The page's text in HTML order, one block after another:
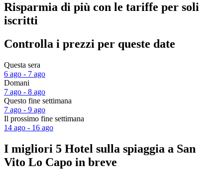
Risparmia di più con le tariffe per soli
iscritti
Controlla i prezzi per queste date
Questa sera
6 ago - 7 ago
Domani
7 ago - 8 ago
Questo fine settimana
7 ago - 9 ago
Il prossimo fine settimana
14 ago - 16 ago
I migliori 5 Hotel sulla spiaggia a San
Vito Lo Capo in breve